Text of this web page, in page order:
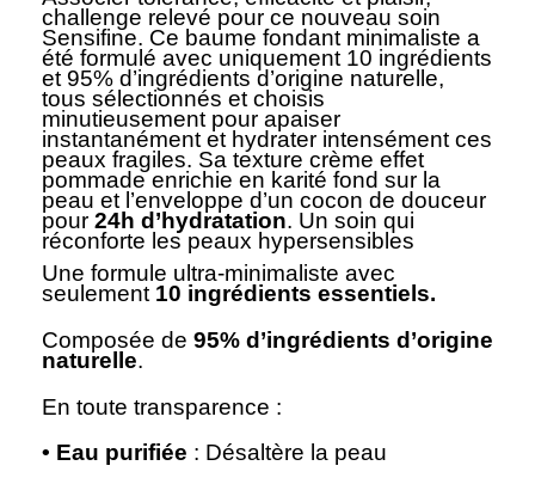
challenge relevé pour ce nouveau soin
Sensifine. Ce baume fondant minimaliste a
été formulé avec uniquement 10 ingrédients
et 95% d’ingrédients d’origine naturelle,
tous sélectionnés et choisis
minutieusement pour apaiser
instantanément et hydrater intensément ces
peaux fragiles. Sa texture crème effet
pommade enrichie en karité fond sur la
peau et l’enveloppe d’un cocon de douceur
pour 24h d’hydratation. Un soin qui
réconforte les peaux hypersensibles
Une formule ultra-minimaliste avec
seulement 10 ingrédients essentiels.
Composée de 95% d’ingrédients d’origine
naturelle.
En toute transparence :
• Eau purifiée : Désaltère la peau